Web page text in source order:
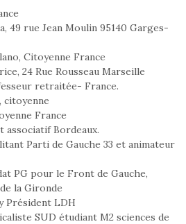
49 rue Jean Moulin 95140 Garges-
Citoyenne France
24 Rue Rousseau Marseille
retraitée- France.
citoyenne
France
associatif Bordeaux.
Parti de Gauche 33 et animateur
PG pour le Front de Gauche,
la Gironde
Président LDH
SUD étudiant M2 sciences de